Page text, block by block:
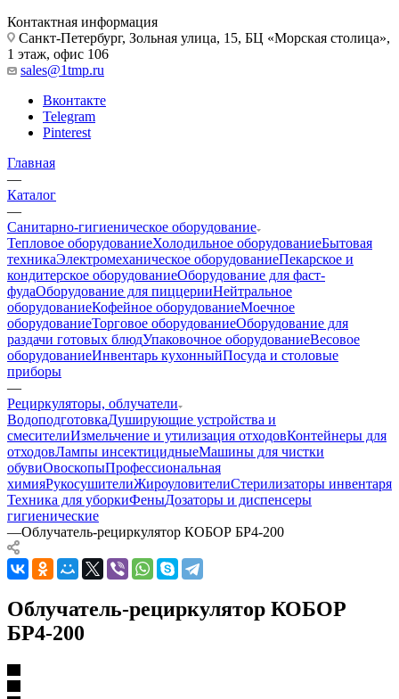
Контактная информация
Санкт-Петербург, Зольная улица, 15, БЦ «Морская столица»,
1 этаж, офис 106
sales@1tmp.ru
Вконтакте
Telegram
Pinterest
Главная
—
Каталог
—
Санитарно-гигиеническое оборудование
Тепловое оборудованиеХолодильное оборудованиеБытовая
техникаЭлектромеханическое оборудованиеПекарское и
кондитерское оборудованиеОборудование для фаст-
фудаОборудование для пиццерииНейтральное
оборудованиеКофейное оборудованиеМоечное
оборудованиеТорговое оборудованиеОборудование для
раздачи готовых блюдУпаковочное оборудованиеВесовое
оборудованиеИнвентарь кухонныйПосуда и столовые
приборы
—
Рециркуляторы, облучатели
ВодоподготовкаДуширующие устройства и
смесителиИзмельчение и утилизация отходовКонтейнеры для
отходовЛампы инсектицидныеМашины для чистки
обувиОвоскопыПрофессиональная
химияРукосушителиЖироуловителиСтерилизаторы инвентаря
Техника для уборкиФеныДозаторы и диспенсеры
гигиенические
—Облучатель-рециркулятор КОБОР БР4-200
Облучатель-рециркулятор КОБОР
БР4-200